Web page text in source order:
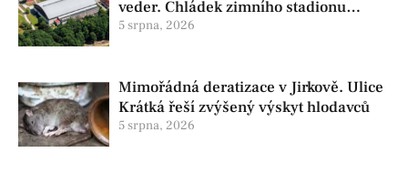
veder. Chládek zimního stadionu
pomůže seniorům i nemocným
5 srpna, 2026
Mimořádná deratizace v Jirkově. Ulice
Krátká řeší zvýšený výskyt hlodavců
5 srpna, 2026